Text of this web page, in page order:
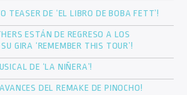
TEASER DE ‘EL LIBRO DE BOBA FETT’!
ESTÁN DE REGRESO A LOS
GIRA ‘REMEMBER THIS TOUR’!
DE ‘LA NIÑERA’!
DEL REMAKE DE PINOCHO!